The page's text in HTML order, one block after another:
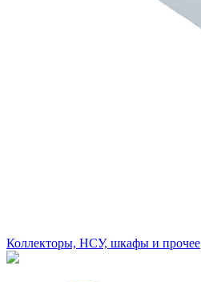
Коллекторы, НСУ, шкафы и прочее